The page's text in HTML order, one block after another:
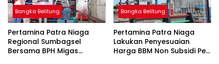
Bangka Belitung
Pertamina Patra Niaga
Regional Sumbagsel
Bersama BPH Migas
Bangka Belitung
Pertamina Patra Niaga
Lakukan Penyesuaian
Harga BBM Non Subsidi Per